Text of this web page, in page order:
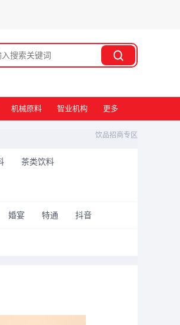
机械原料 智业机构 更多
饮品招商专区
茶类饮料
婚宴 特通 抖音